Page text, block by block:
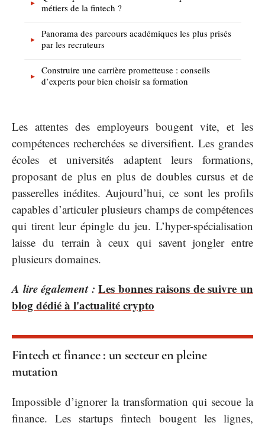
métiers de la fintech ?
Panorama des parcours académiques les plus prisés
par les recruteurs
Construire une carrière prometteuse : conseils
d’experts pour bien choisir sa formation
Les attentes des employeurs bougent vite, et les
compétences recherchées se diversifient. Les grandes
écoles et universités adaptent leurs formations,
proposant de plus en plus de doubles cursus et de
passerelles inédites. Aujourd’hui, ce sont les profils
capables d’articuler plusieurs champs de compétences
qui tirent leur épingle du jeu. L’hyper-spécialisation
laisse du terrain à ceux qui savent jongler entre
plusieurs domaines.
A lire également : Les bonnes raisons de suivre un
blog dédié à l'actualité crypto
Fintech et finance : un secteur en pleine
mutation
Impossible d’ignorer la transformation qui secoue la
finance. Les startups fintech bougent les lignes,